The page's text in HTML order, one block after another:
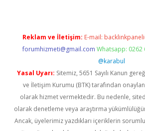
Reklam ve İletişim: E-mail:
forumhizmeti@gmail.com Whatsapp: 0262
@karabul
Yasal Uyarı: Sitemiz, 5651 Sayılı Kanun
ve İletişim Kurumu (BTK) tarafından
olarak hizmet vermektedir. Bu nedenle,
olarak denetleme veya araştırma
Ancak, üyelerimiz yazdıkları içeriklerin